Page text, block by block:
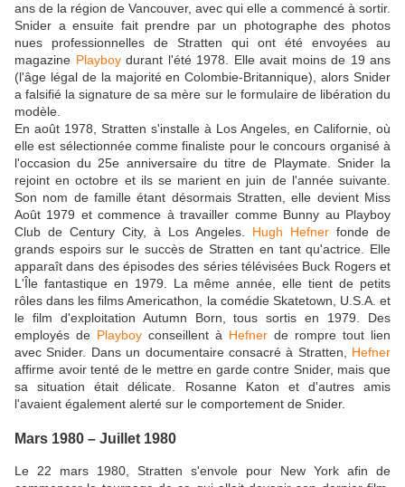
ans de la région de Vancouver, avec qui elle a commencé à sortir.
Snider a ensuite fait prendre par un photographe des photos
nues professionnelles de Stratten qui ont été envoyées au
magazine Playboydurant l'été 1978. Elle avait moins de 19 ans
(l'âge légal de la majorité en Colombie-Britannique), alors Snider
a falsifié la signature de sa mère sur le formulaire de libération du
modèle.
En août 1978, Stratten s'installe à Los Angeles, en Californie, où
elle est sélectionnée comme finaliste pour le concours organisé à
l'occasion du 25e anniversaire du titre de Playmate. Snider la
rejoint en octobre et ils se marient en juin de l'année suivante.
Son nom de famille étant désormais Stratten, elle devient Miss
Août 1979 et commence à travailler comme Bunny au Playboy
Club de Century City, à Los Angeles. Hugh Hefner fonde de
grands espoirs sur le succès de Stratten en tant qu'actrice. Elle
apparaît dans des épisodes des séries télévisées Buck Rogers et
L'Île fantastique en 1979. La même année, elle tient de petits
rôles dans les films Americathon, la comédie Skatetown, U.S.A. et
le film d'exploitation Autumn Born, tous sortis en 1979. Des
employés de Playboy conseillent à Hefner de rompre tout lien
avec Snider. Dans un documentaire consacré à Stratten, Hefner
affirme avoir tenté de le mettre en garde contre Snider, mais que
sa situation était délicate. Rosanne Katon et d'autres amis
l'avaient également alerté sur le comportement de Snider.
Mars 1980 – Juillet 1980
Le 22 mars 1980, Stratten s'envole pour New York afin de